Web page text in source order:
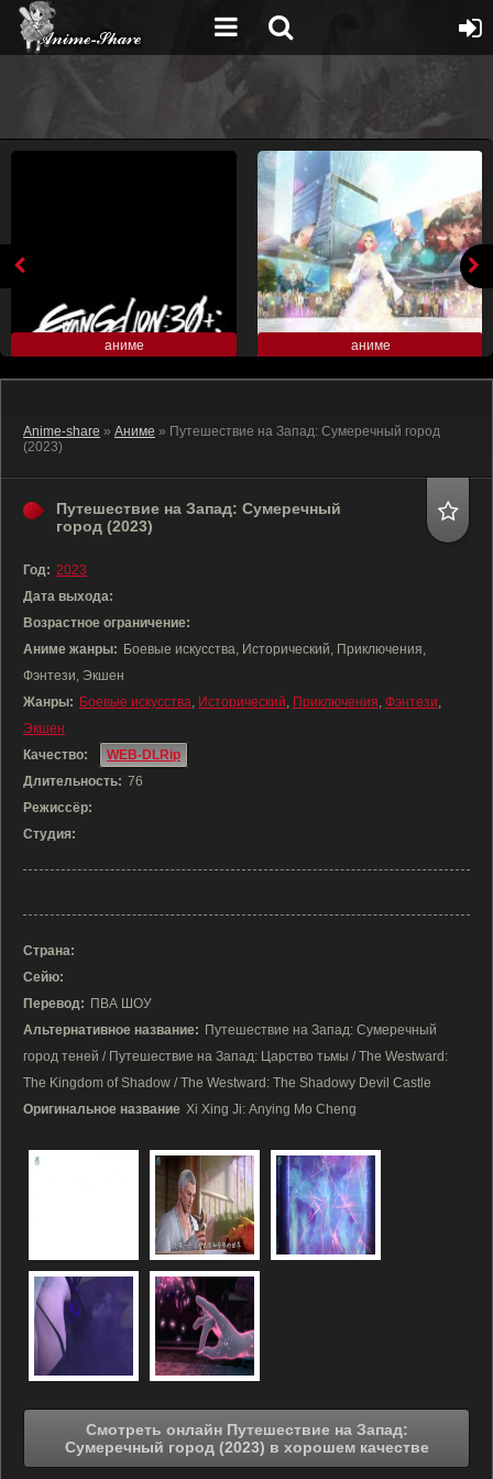
аниме аниме
Anime-share » Аниме » Путешествие на Запад: Сумеречный город
(2023)
Путешествие на Запад: Сумеречный
город (2023)
Год: 2023
Дата выхода:
Возрастное ограничение:
Аниме жанры: Боевые искусства, Исторический, Приключения,
Фэнтези, Экшен
Жанры: Боевые искусства, Исторический, Приключения, Фэнтези,
Экшен
Качество:
WEB-DLRip
Длительность: 76
Режиссёр:
Студия:
Страна:
Сейю:
Перевод: ПВА ШОУ
Альтернативное название: Путешествие на Запад: Сумеречный
город теней / Путешествие на Запад: Царство тьмы / The Westward:
The Kingdom of Shadow / The Westward: The Shadowy Devil Castle
Оригинальное название Xi Xing Ji: Anying Mo Cheng
Смотреть онлайн Путешествие на Запад:
Сумеречный город (2023) в хорошем качестве